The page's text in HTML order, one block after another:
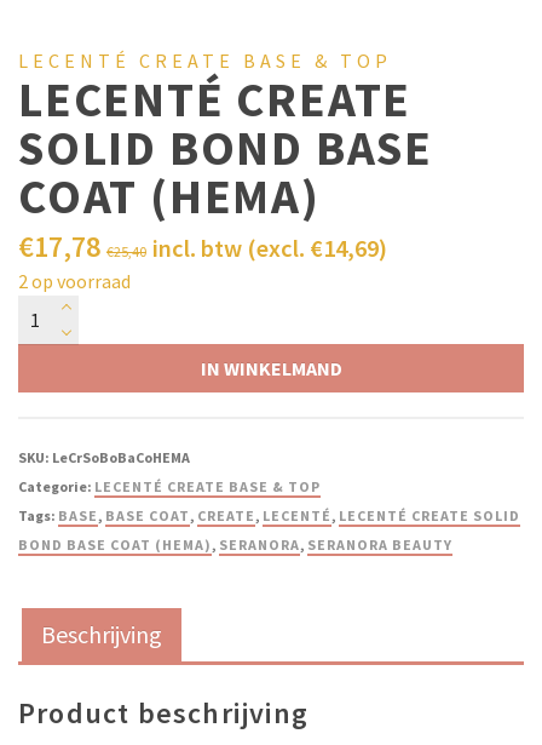
LECENTÉ CREATE BASE & TOP
LECENTÉ CREATE
SOLID BOND BASE
COAT (HEMA)
€25,40
€17,78 incl. btw (excl. €14,69)
2 op voorraad
IN WINKELMAND
SKU: LeCrSoBoBaCoHEMA
Categorie: LECENTÉ CREATE BASE & TOP
Tags: BASE, BASE COAT, CREATE, LECENTÉ, LECENTÉ CREATE SOLID
BOND BASE COAT (HEMA), SERANORA, SERANORA BEAUTY
Beschrijving
Product beschrijving